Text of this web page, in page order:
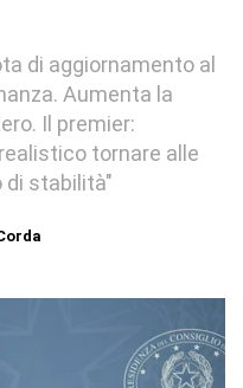
di aggiornamento al
Aumenta la
Il premier:
tornare alle
di stabilità"